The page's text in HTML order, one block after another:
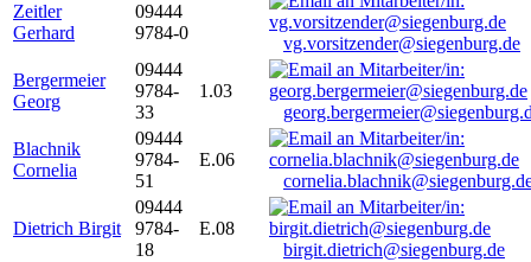
Zeitler
Gerhard
09444
9784-0
vg.vorsitzender@siegenburg.de
Bergermeier
Georg
09444
9784-
33
1.03
Blachnik
Cornelia
09444
9784-
51
E.06
Dietrich Birgit
09444
9784-
18
E.08
birgit.dietrich@siegenburg.de